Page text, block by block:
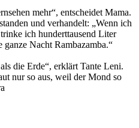
mehr“, entscheidet Mama.
und verhandelt: „Wenn ich
ich hunderttausend Liter
Nacht Rambazamba.“
die Erde“, erklärt Tante Leni.
nur so aus, weil der Mond so